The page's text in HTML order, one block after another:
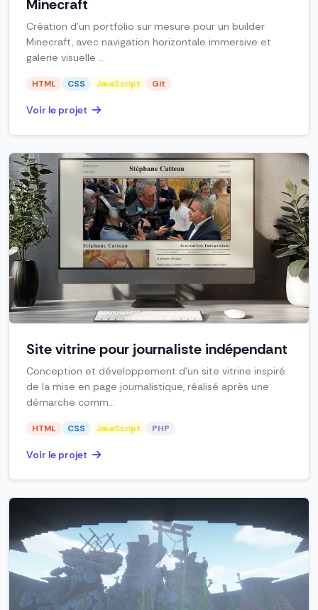
Minecraft
Création d’un portfolio sur mesure pour un builder
Minecraft, avec navigation horizontale immersive et
galerie visuelle ...
HTML CSS JavaScript Git
Voir le projet
Site vitrine pour journaliste indépendant
Conception et développement d’un site vitrine inspiré
de la mise en page journalistique, réalisé après une
démarche comm...
HTML CSS JavaScript PHP
Voir le projet